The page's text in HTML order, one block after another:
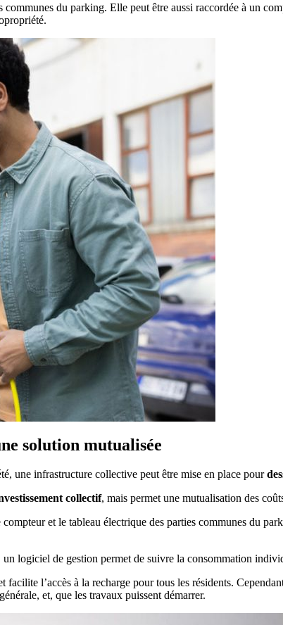
du parking. Elle peut être aussi raccordée à un
solution mutualisée
une infrastructure collective peut être mise en place pour
collectif, mais permet une mutualisation des
et le tableau électrique des parties communes du
un logiciel de gestion permet de suivre la consommation
facilite l’accès à la recharge pour tous les résidents.
et, que les travaux puissent démarrer.